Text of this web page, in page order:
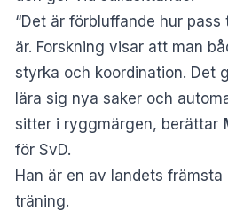
“Det är förbluffande hur
är. Forskning visar att man
styrka och koordination. Det
lära sig nya saker och
sitter i ryggmärgen, berättar
för SvD.
Han är en av landets
träning.